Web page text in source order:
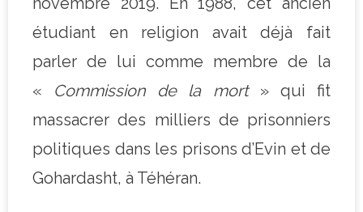
étudiant en religion avait déjà fait
parler de lui comme membre de la
« Commission de la mort» qui fit
massacrer des milliers de prisonniers
politiques dans les prisons d’Evin et de
Gohardasht, à Téhéran.